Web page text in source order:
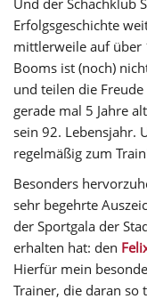
Und der Schachklub
Erfolgsgeschichte
mittlerweile auf über
Booms ist (noch)
und teilen die
gerade mal 5 Jahre
sein 92. Lebensjahr.
regelmäßig zum
Besonders
sehr begehrte
der Sportgala der
erhalten hat: den
Hierfür mein
Trainer, die daran